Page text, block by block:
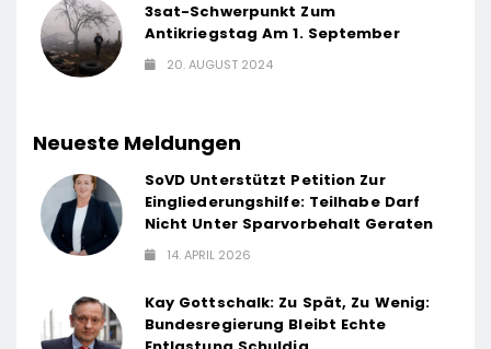
3sat-Schwerpunkt Zum
Antikriegstag Am 1. September
20. AUGUST 2024
Neueste Meldungen
SoVD Unterstützt Petition Zur
Eingliederungshilfe: Teilhabe Darf
Nicht Unter Sparvorbehalt Geraten
14. APRIL 2026
Kay Gottschalk: Zu Spät, Zu Wenig:
Bundesregierung Bleibt Echte